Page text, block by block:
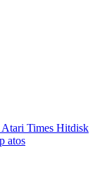
Atari Times Hitdisk
atos